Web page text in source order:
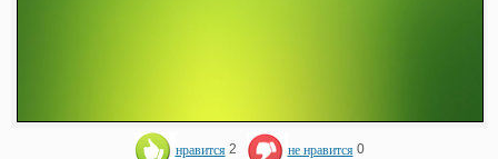
нравится 2 не нравится 0